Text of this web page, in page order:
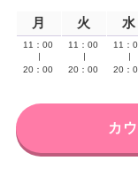
月 火 水
11：00
20：00
11：00
20：00
11：
20：
カ